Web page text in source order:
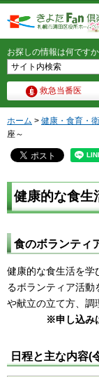
お探しの情報は何ですか
救急当番医
ホーム > 健康・食育・
座～
健康的な食生
食のボランティ
健康的な食生活を学
るボランティア活
や献立の立て方
※申し込み
日程と主な内容(